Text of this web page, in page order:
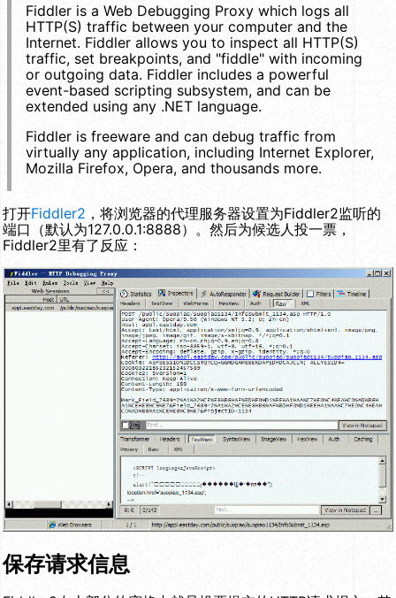
Fiddler is a Web Debugging Proxy which logs all
HTTP(S) traffic between your computer and the
Internet. Fiddler allows you to inspect all HTTP(S)
traffic, set breakpoints, and "fiddle" with incoming
or outgoing data. Fiddler includes a powerful
event-based scripting subsystem, and can be
extended using any .NET language.
Fiddler is freeware and can debug traffic from
virtually any application, including Internet Explorer,
Mozilla Firefox, Opera, and thousands more.
打开Fiddler2 ，将浏览器的代理服务器设置为Fiddler2监听的
端口（默认为127.0.0.1:8888）。然后为候选人投一票，
Fiddler2里有了反应：
保存请求信息